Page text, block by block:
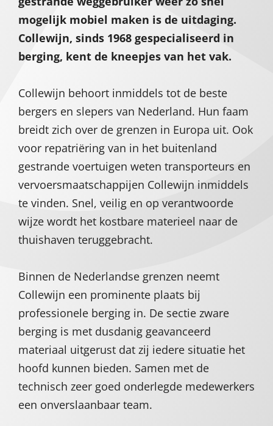
mogelijk mobiel maken is de uitdaging.
Collewijn, sinds 1968 gespecialiseerd in
berging, kent de kneepjes van het vak.
Collewijn behoort inmiddels tot de beste
bergers en slepers van Nederland. Hun faam
breidt zich over de grenzen in Europa uit. Ook
voor repatriëring van in het buitenland
gestrande voertuigen weten transporteurs en
vervoersmaatschappijen Collewijn inmiddels
te vinden. Snel, veilig en op verantwoorde
wijze wordt het kostbare materieel naar de
thuishaven teruggebracht.
Binnen de Nederlandse grenzen neemt
Collewijn een prominente plaats bij
professionele berging in. De sectie zware
berging is met dusdanig geavanceerd
materiaal uitgerust dat zij iedere situatie het
hoofd kunnen bieden. Samen met de
technisch zeer goed onderlegde medewerkers
een onverslaanbaar team.